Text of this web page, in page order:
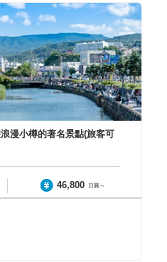
漫小樽的著名景點(旅客可
46,800 日圓～